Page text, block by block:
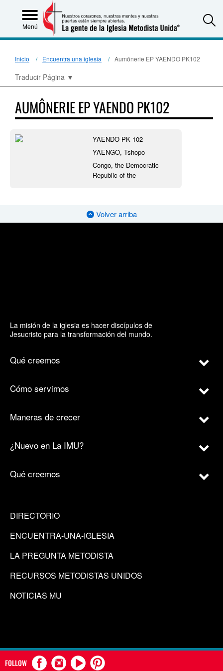
Menú
Inicio Encuentra una iglesia Aumônerie EP YAENDO PK102
Traducir Página ▼
AUMÔNERIE EP YAENDO PK102
YAENDO PK 102
YAENGO, Tshopo
Congo, the Democratic
Republic of the
Volver arriba
La misión de la iglesia es hacer discípulos de
Jesucristo para la transformación del mundo.
Qué creemos
Cómo servimos
Maneras de crecer
¿Nuevo en La IMU?
Qué creemos
DIRECTORIO
ENCUENTRA-UNA-IGLESIA
LA PREGUNTA METODISTA
RECURSOS METODISTAS UNIDOS
NOTICIAS MU
FOLLOW